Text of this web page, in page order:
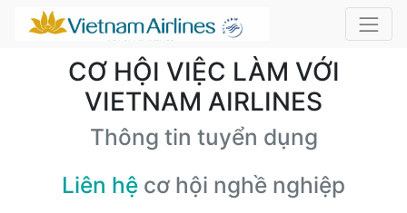
CƠ HỘI VIỆC LÀM VỚI
VIETNAM AIRLINES
Thông tin tuyển dụng
Liên hệ cơ hội nghề nghiệp